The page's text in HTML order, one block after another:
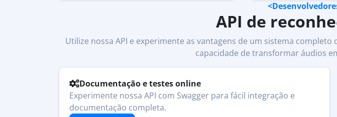
<
API de
Utilize nossa API e experimente as vantagens de um sistema
capacidade de transformar áudios
Documentação e testes online
Experimente nossa API com Swagger para fácil integração e
documentação completa.